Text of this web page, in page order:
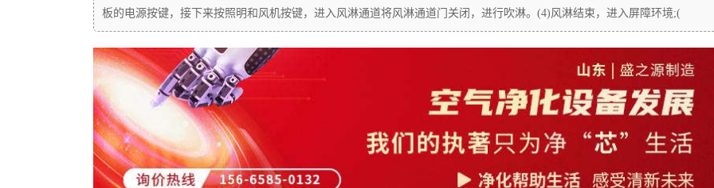
板的电源按键，接下来按照明和风机按键，进入风淋通道将风淋通道门关闭，进行吹淋。(4)风淋结束，进入屏障环境;(